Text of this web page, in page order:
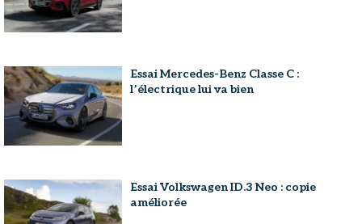
Essai Mercedes-Benz Classe C :
l’électrique lui va bien
Essai Volkswagen ID.3 Neo : copie
améliorée